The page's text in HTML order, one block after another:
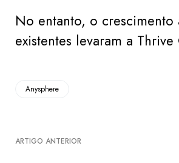
No entanto, o
existentes levaram a
Anysphere
ARTIGO ANTERIOR